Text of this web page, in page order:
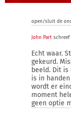
open/sluit de
John Part schreef
Echt waar.
gekeurd.
beeld. Dit
is in
wordt er
moment
geen optie